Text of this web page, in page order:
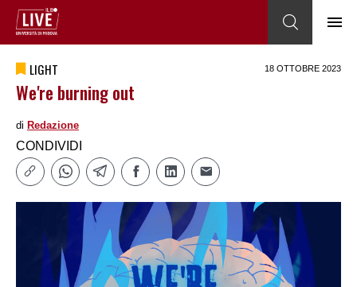
LIGHT 18 OTTOBRE 2023
We're burning out
di Redazione
CONDIVIDI